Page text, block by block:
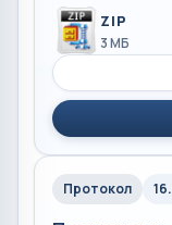
ZIP
3 МБ
Протокол